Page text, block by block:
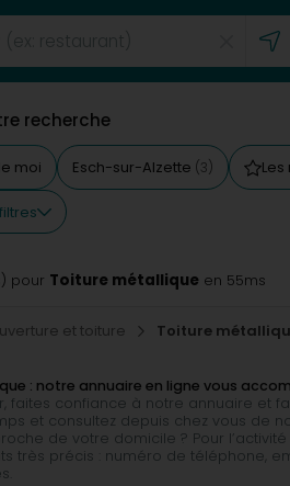
recherche
moi Esch-sur-Alzette (3)
pour Toiture métallique en 55ms
et toiture Toiture
: notre annuaire en ligne vous
faites confiance à notre annuaire et
et consultez depuis chez vous de
de votre domicile ? Pour
très précis : numéro de téléphone,